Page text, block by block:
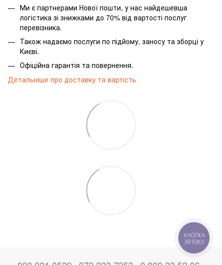
Ми є партнерами Нової пошти, у нас найдешевша
логістика зі знижками до 70% від вартості послуг
перевізника.
Також надаємо послуги по підйому, заносу та зборці у
Києві.
Офіційна гарантія та повернення.
Детальніше про доставку та вартість
КНОПКА
ЗВ'ЯЗКУ